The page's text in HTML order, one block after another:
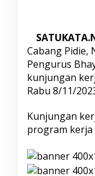
Cabang Pidie,
Pengurus
kunjungan
Rabu 8/11/
Kunjungan
program kerja